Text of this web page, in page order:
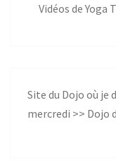
Vidéos de Yoga
Site du Dojo où je
mercredi >> Dojo